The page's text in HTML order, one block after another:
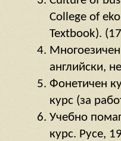
College of
Textbook).
английски,
Фонетичен
курс (за
Учебно
курс. Русе,